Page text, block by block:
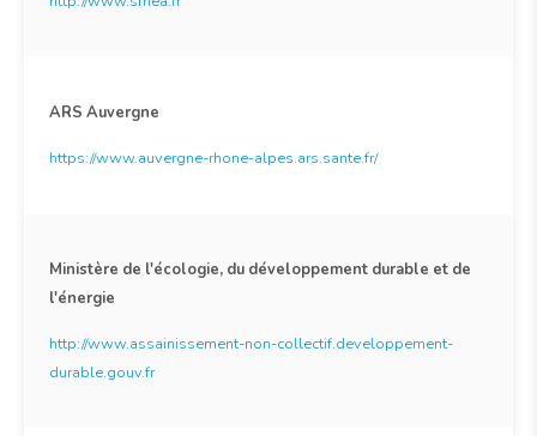
ARS Auvergne
https://www.auvergne-rhone-alpes.ars.sante.fr/
Ministère de l'écologie, du développement durable et de
l'énergie
http://www.assainissement-non-collectif.developpement-
durable.gouv.fr